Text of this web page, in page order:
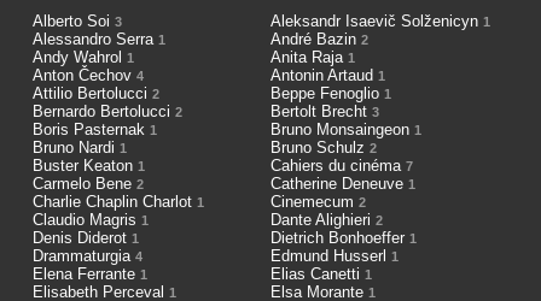
Alberto Soi 3 Aleksandr Isaevič Solženicyn 1
Alessandro Serra 1 André Bazin 2
Andy Wahrol 1 Anita Raja 1
Anton Čechov 4 Antonin Artaud 1
Attilio Bertolucci 2 Beppe Fenoglio 1
Bernardo Bertolucci 2 Bertolt Brecht 3
Boris Pasternak 1 Bruno Monsaingeon 1
Bruno Nardi 1 Bruno Schulz 2
Buster Keaton 1 Cahiers du cinéma 7
Carmelo Bene 2 Catherine Deneuve 1
Charlie Chaplin Charlot 1 Cinemecum 2
Claudio Magris 1 Dante Alighieri 2
Denis Diderot 1 Dietrich Bonhoeffer 1
Drammaturgia 4 Edmund Husserl 1
Elena Ferrante 1 Elias Canetti 1
Elisabeth Perceval 1 Elsa Morante 1